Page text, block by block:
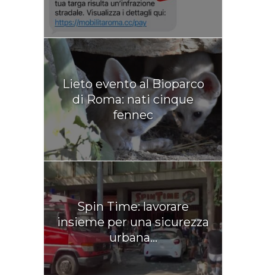
Lieto evento al Bioparco
di Roma: nati cinque
fennec
Spin Time: lavorare
insieme per una sicurezza
urbana...